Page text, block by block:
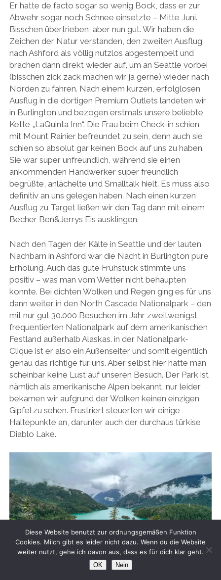
Er hatte de facto sogar so wenig Bock, dass er zur
Abwehr sogar noch Schnee einsetzte – Mitte Juni.
Bisschen übertrieben, aber nun gut. Wir haben die
Zeichen der Natur verstanden, den zweiten Ausflug
nach Ashford als völlig nutzlos abgestempelt und
brachen dann direkt wieder auf, um an Seattle vorbei
(bisschen zick zack machen wir ja gerne) wieder nach
Norden zu fahren. Nach einem kurzen, erfolglosen
Ausflug in die dortigen Premium Outlets landeten wir
in Burlington und bezogen erstmals unsere beliebte
Kette „LaQuinta Inn“. Die Frau beim Check-in schien
mit Mount Rainier befreundet zu sein, denn auch sie
schien so absolut gar keinen Bock auf uns zu haben.
Sie war super unfreundlich, während sie einen
ankommenden Handwerker super freundlich
begrüßte, anlächelte und Smalltalk hielt. Es muss also
definitiv an uns gelegen haben. Nach einen kurzen
Ausflug zu Target ließen wir den Tag dann mit einem
Becher Ben&Jerrys Eis ausklingen.
Nach den Tagen der Kälte in Seattle und der lauten
Nachbarn in Ashford war die Nacht in Burlington pure
Erholung. Auch das gute Frühstück stimmte uns
positiv – was man vom Wetter nicht behaupten
konnte. Bei dichten Wolken und Regen ging es für uns
dann weiter in den North Cascade Nationalpark – den
mit nur gut 30.000 Besuchen im Jahr zweitwenigst
frequentierten Nationalpark auf dem amerikanischen
Festland außerhalb Alaskas. in der Nationalpark-
Clique ist er also ein Außenseiter und somit eigentlich
genau das richtige für uns. Aber selbst hier hatte man
scheinbar keine Lust auf unseren Besuch. Der Park ist
nämlich als amerikanische Alpen bekannt, nur leider
bekamen wir aufgrund der Wolken keinen einzigen
Gipfel zu sehen. Frustriert steuerten wir einige
Haltepunkte an, darunter auch der durchaus türkise
Diablo Lake.
Diese Website benutzt zur ordnungsgemäßen Funktion
Cookies. Milch gibt es leider nicht dazu. Wenn du die Website
weiter nutzt, gehe ich davon aus, dass es für dich klar geht.
OK Nein